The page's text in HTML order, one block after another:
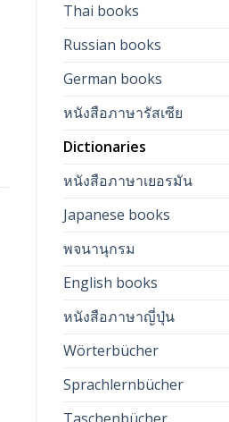
Thai books
Russian books
German books
หนังสือภาษารัสเซีย
Dictionaries
หนังสือภาษาเยอรมัน
Japanese books
พจนานุกรม
English books
หนังสือภาษาญี่ปุ่น
Wörterbücher
Sprachlernbücher
Wunschliste
DICTIONARIES
Miniwörterbuch
The most important words.